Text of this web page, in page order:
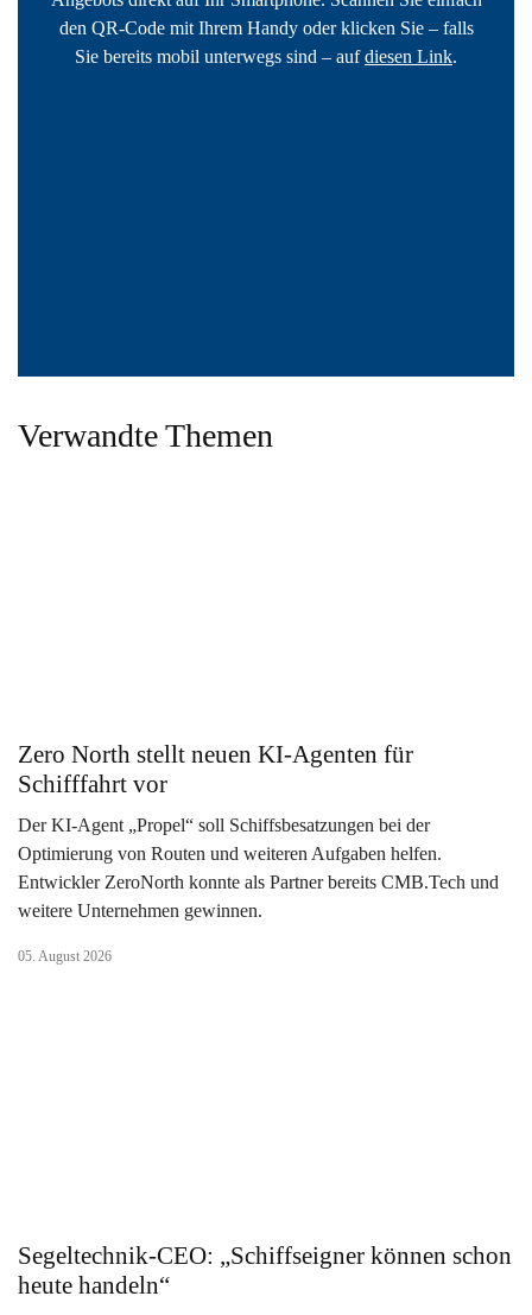
den QR-Code mit Ihrem Handy oder klicken Sie – falls
Sie bereits mobil unterwegs sind – aufdiesen Link.
Verwandte Themen
Zero North stellt neuen KI-Agenten für
Schifffahrt vor
Der KI-Agent „Propel“ soll Schiffsbesatzungen bei der
Optimierung von Routen und weiteren Aufgaben helfen.
Entwickler ZeroNorth konnte als Partner bereits CMB.Tech und
weitere Unternehmen gewinnen.
05. August 2026
Segeltechnik-CEO: „Schiffseigner können schon
heute handeln“